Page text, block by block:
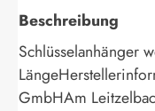
Beschreibung
Schlüsselanhänger
GmbHAm